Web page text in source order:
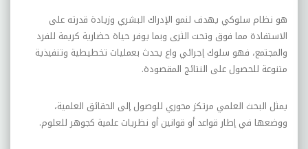
هو نظام سلوكي يهدف لنمو الإدراك البشري وزيادة قدرته على
الاستفادة مما فوق وتحت الثرى وبما يوفر حياة حضارية كريمة للفرد
والمجتمع، فهو سلوك إجرائي واع يحدث بعمليات تخطيطية وتنفيذية
متنوعة للحصول على النتائج المقصودة.
يمثل البحث العلمي مرتكز محوري للوصول إلى الحقائق العلمية،
ووضعها في إطار قواعد أو قوانين أو نظريات علمية كجوهر للعلوم.